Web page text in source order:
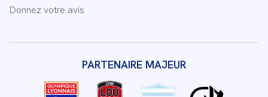
Donnez votre avis
PARTENAIRE MAJEUR